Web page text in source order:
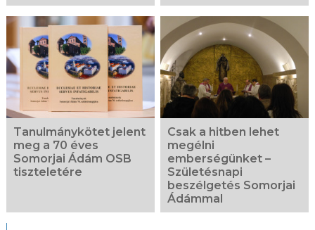
Tanulmánykötet jelent
meg a 70 éves
Somorjai Ádám OSB
tiszteletére
Csak a hitben lehet
megélni
emberségünket –
Születésnapi
beszélgetés Somorjai
Ádámmal